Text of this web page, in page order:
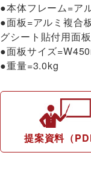
●本体フレーム=ア
●面板=アルミ複合
グシート貼付用面
●面板サイズ
●重量=3.0kg
提案資料（